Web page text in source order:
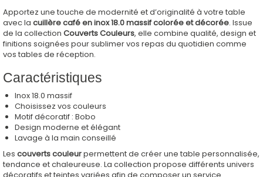
Apportez une touche de modernité et d’originalité à votre table
avec la cuillère café en inox 18.0 massif colorée et décorée. Issue
de la collection Couverts Couleurs, elle combine qualité, design et
finitions soignées pour sublimer vos repas du quotidien comme
vos tables de réception.
Caractéristiques
Inox 18.0 massif
Choisissez vos couleurs
Motif décoratif : Bobo
Design moderne et élégant
Lavage à la main conseillé
Les couverts couleurpermettent de créer une table personnalisée,
tendance et chaleureuse. La collection propose différents univers